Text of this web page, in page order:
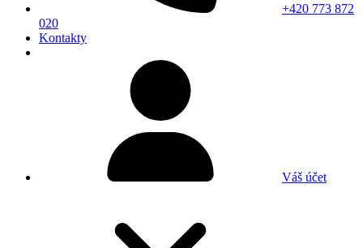
+420 773 872
020
Kontakty
Váš účet